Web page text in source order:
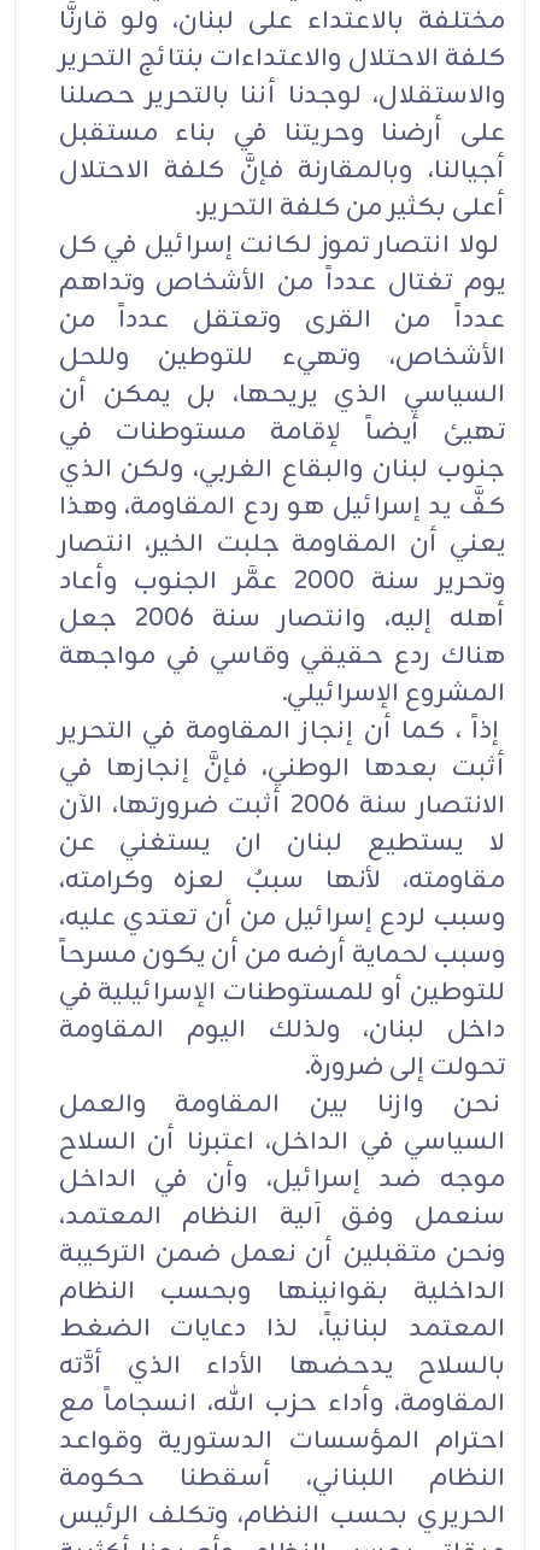
مختلفة بالاعتداء على لبنان، ولو قارنَّا
كلفة الاحتلال والاعتداءات بنتائج التحرير
والاستقلال، لوجدنا أننا بالتحرير حصلنا
على أرضنا وحريتنا في بناء مستقبل
أجيالنا، وبالمقارنة فإنَّ كلفة الاحتلال
أعلى بكثير من كلفة التحرير.
لولا انتصار تموز لكانت إسرائيل في كل
يوم تغتال عدداً من الأشخاص وتداهم
عدداً من القرى وتعتقل عدداً من
الأشخاص، وتهيء للتوطين وللحل
السياسي الذي يريحها، بل يمكن أن
تهيئ أيضاً لإقامة مستوطنات في
جنوب لبنان والبقاع الغربي، ولكن الذي
كفَّ يد إسرائيل هو ردع المقاومة، وهذا
يعني أن المقاومة جلبت الخير، انتصار
وتحرير سنة 2000 عمَّر الجنوب وأعاد
أهله إليه، وانتصار سنة 2006 جعل
هناك ردع حقيقي وقاسي في مواجهة
المشروع الإسرائيلي.
إذاً ، كما أن إنجاز المقاومة في التحرير
أثبت بعدها الوطني، فإنَّ إنجازها في
الانتصار سنة 2006 أثبت ضرورتها، الآن
لا يستطيع لبنان ان يستغني عن
مقاومته، لأنها سببٌ لعزه وكرامته،
وسبب لردع إسرائيل من أن تعتدي عليه،
وسبب لحماية أرضه من أن يكون مسرحاً
للتوطين أو للمستوطنات الإسرائيلية في
داخل لبنان، ولذلك اليوم المقاومة
تحولت إلى ضرورة.
نحن وازنا بين المقاومة والعمل
السياسي في الداخل، اعتبرنا أن السلاح
موجه ضد إسرائيل، وأن في الداخل
سنعمل وفق آلية النظام المعتمد،
ونحن متقبلين أن نعمل ضمن التركيبة
الداخلية بقوانينها وبحسب النظام
المعتمد لبنانياً، لذا دعايات الضغط
بالسلاح يدحضها الأداء الذي أدَّته
المقاومة، وأداء حزب الله، انسجاماً مع
احترام المؤسسات الدستورية وقواعد
النظام اللبناني، أسقطنا حكومة
الحريري بحسب النظام، وتكلف الرئيس